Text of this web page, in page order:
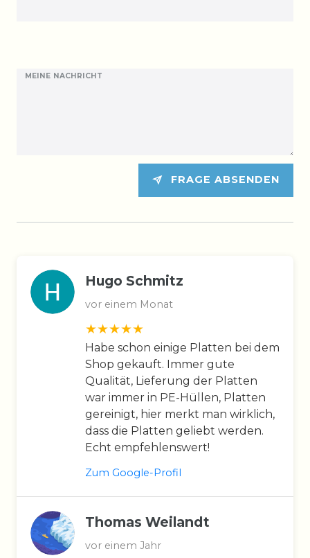
MEINE NACHRICHT
FRAGE ABSENDEN
Hugo Schmitz
vor einem Monat
Habe schon einige Platten bei dem
Shop gekauft. Immer gute
Qualität, Lieferung der Platten
war immer in PE-Hüllen, Platten
gereinigt, hier merkt man wirklich,
dass die Platten geliebt werden.
Echt empfehlenswert!
Zum Google-Profil
Thomas Weilandt
vor einem Jahr